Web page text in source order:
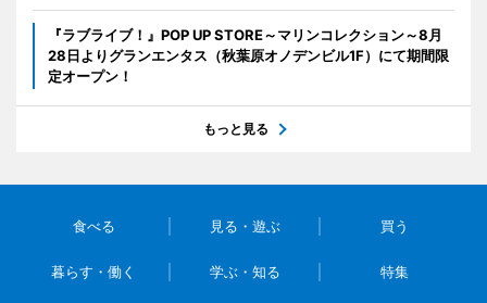
『ラブライブ！』POP UP STORE～マリンコレクション～8月
28日よりグランエンタス（秋葉原オノデンビル1F）にて期間限
定オープン！
もっと見る
食べる 見る・遊ぶ 買う
暮らす・働く 学ぶ・知る 特集